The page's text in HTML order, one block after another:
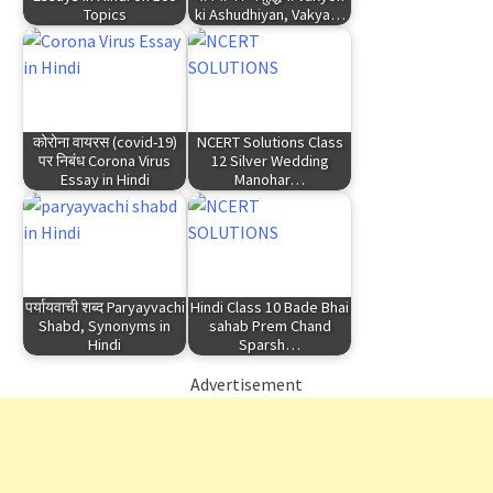
Topics
ki Ashudhiyan, Vakya…
कोरोना वायरस (covid-19)
पर निबंध Corona Virus
Essay in Hindi
NCERT Solutions Class
12 Silver Wedding
Manohar…
पर्यायवाची शब्द Paryayvachi
Shabd, Synonyms in
Hindi
Hindi Class 10 Bade Bhai
sahab Prem Chand
Sparsh…
Advertisement